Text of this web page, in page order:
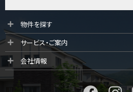
第10位
LDK約20帖とゆとりある広さ！WIC、SICの…
物件を探す
サービス・ご案内
会社情報